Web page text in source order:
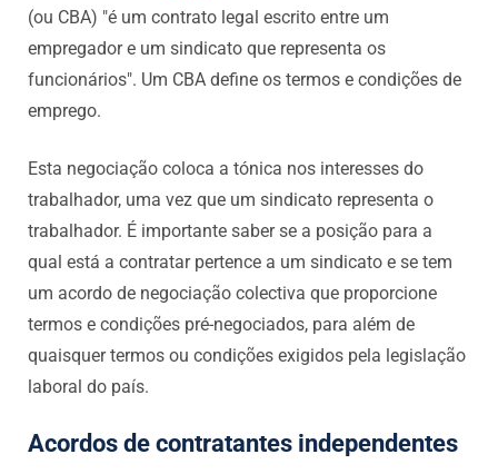
(ou CBA) "é um contrato legal escrito entre um
empregador e um sindicato que representa os
funcionários". Um CBA define os termos e condições de
emprego.
Esta negociação coloca a tónica nos interesses do
trabalhador, uma vez que um sindicato representa o
trabalhador. É importante saber se a posição para a
qual está a contratar pertence a um sindicato e se tem
um acordo de negociação colectiva que proporcione
termos e condições pré-negociados, para além de
quaisquer termos ou condições exigidos pela legislação
laboral do país.
Acordos de contratantes independentes